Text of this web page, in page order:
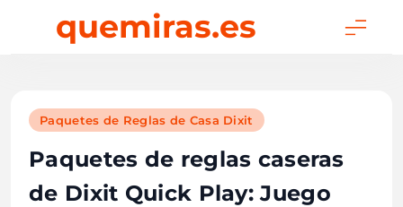
quemiras.es
Paquetes de Reglas de Casa Dixit
Paquetes de reglas caseras
de Dixit Quick Play: Juego